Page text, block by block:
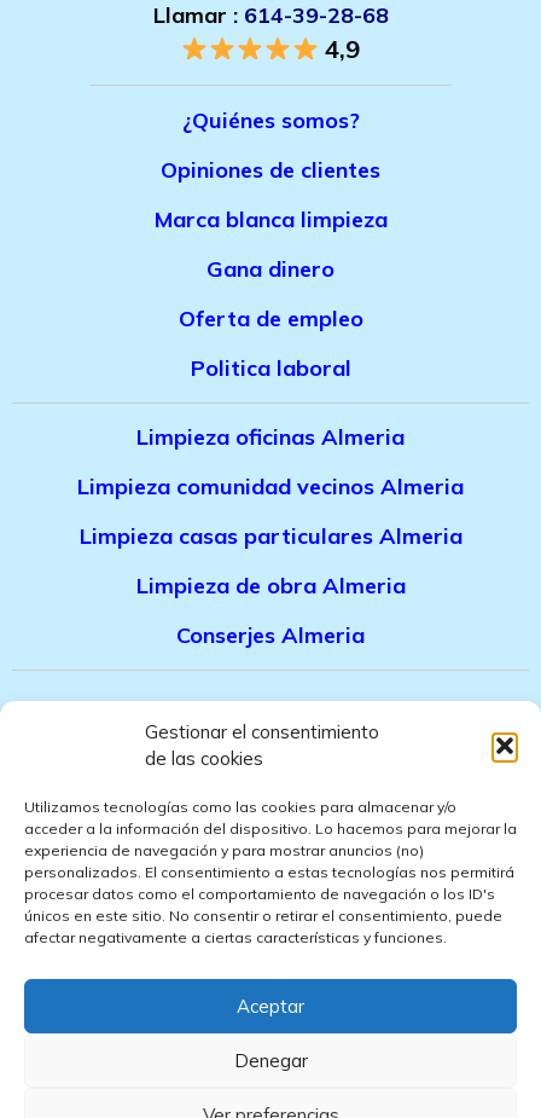
Gestionar el consentimiento
de las cookies
Utilizamos tecnologías como las cookies para almacenar y/o
acceder a la información del dispositivo. Lo hacemos para mejorar la
experiencia de navegación y para mostrar anuncios (no)
personalizados. El consentimiento a estas tecnologías nos permitirá
procesar datos como el comportamiento de navegación o los ID's
únicos en este sitio. No consentir o retirar el consentimiento, puede
afectar negativamente a ciertas características y funciones.
Aceptar
Denegar
Llamar : 614-39-28-68
4,9
¿Quiénes somos?
Opiniones de clientes
Marca blanca limpieza
Gana dinero
Oferta de empleo
Politica laboral
Limpieza oficinas Almeria
Limpieza comunidad vecinos Almeria
Limpieza casas particulares Almeria
Limpieza de obra Almeria
Conserjes Almeria
Canal denuncias trabajadores
Aviso legal
Politica de cookies
Politica de ventas
Politica de confidencialidad
Empresa de limpieza en Almeria, que presta
comunidad vecinos Almeria, Limpieza de obra Almeria